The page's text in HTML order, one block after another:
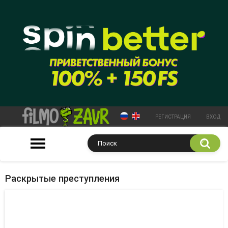
РЕГИСТРАЦИЯ ВХОД
Раскрытые преступления